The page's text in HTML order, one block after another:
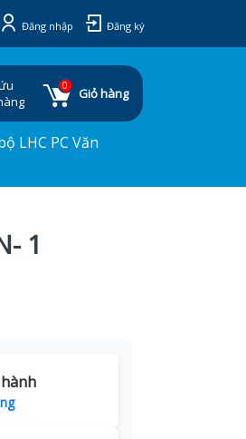
Đăng nhập Đăng ký
0
Giỏ hàng
LHC PC Văn
1